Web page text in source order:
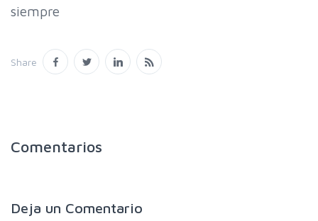
siempre
Share
Comentarios
Deja un Comentario